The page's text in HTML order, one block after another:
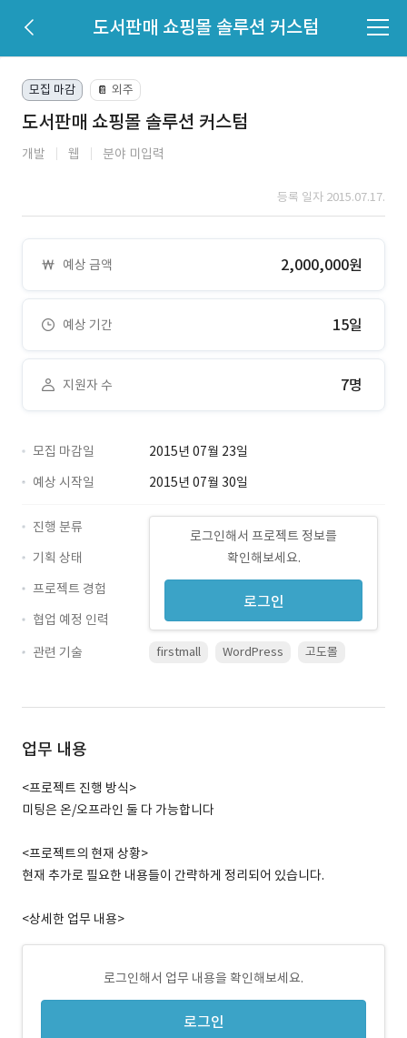
도서판매 쇼핑몰 솔루션 커스텀
모집 마감 📔 외주
도서판매 쇼핑몰 솔루션 커스텀
개발 웹 분야 미입력
등록 일자 2015.07.17.
예상 금액 2,000,000원
예상 기간 15일
지원자 수 7명
모집 마감일
2015년 07월 23일
예상 시작일
2015년 07월 30일
로그인해서 프로젝트 정보를
확인해보세요.
로그인
진행 분류
기획 상태
프로젝트 경험
협업 예정 인력
관련 기술
firstmall WordPress 고도몰
업무 내용
<프로젝트 진행 방식>
미팅은 온/오프라인 둘 다 가능합니다
<프로젝트의 현재 상황>
현재 추가로 필요한 내용들이 간략하게 정리되어 있습니다.
<상세한 업무 내용>
로그인해서 업무 내용을 확인해보세요.
로그인